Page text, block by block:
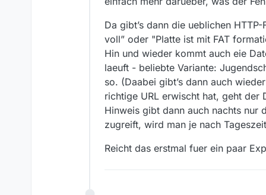
Da gibt’s dann die ueblichen
voll” oder "Platte ist mit FAT
Hin und wieder kommt auch eie
laeuft - beliebte Variante:
so. (Daabei gibt’s dann auch
richtige URL erwischt hat, geht der
Hinweis gibt dann auch nachts nur
zugreift, wird man je nach
Reicht das erstmal fuer ein paar